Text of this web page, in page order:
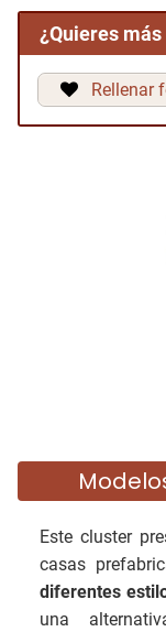
¿Quieres
Rellenar
Este cluster
casas
diferentes
una